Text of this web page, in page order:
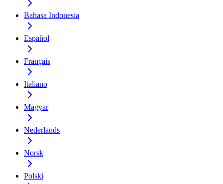
Bahasa Indonesia
Español
Français
Italiano
Magyar
Nederlands
Norsk
Polski